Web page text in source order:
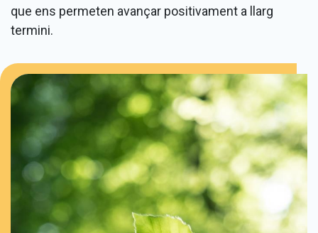
que ens permeten avançar positivament a llarg
termini.